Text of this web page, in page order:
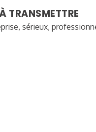
TRANSMETTRE
sérieux,